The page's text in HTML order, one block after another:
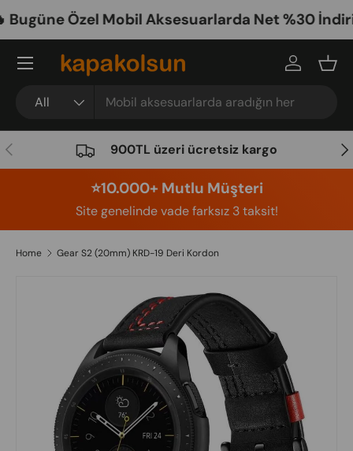
Skip to content
Özel Mobil Aksesuarlarda Net %30 İndirim
All
Log in
Menu
Previous 900TL üzeri ücretsiz kargo
⭐️10.000+ Mutlu Müşteri
Site genelinde vade farksız 3 taksit!
Home Gear S2 (20mm) KRD-19 Deri Kordon
Skip to product information